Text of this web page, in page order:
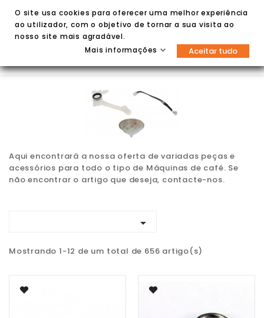

Aqui encontrará a nossa oferta de variadas peças e
acessórios para todo o tipo de Máquinas de café. Se
não encontrar o artigo que deseja, contacte-nos.

Mostrando 1-12 de um total de 656 artigo(s)
O site usa cookies para oferecer uma melhor experiência
ao utilizador, com o objetivo de tornar a sua visita ao
nosso site mais agradável.
Mais informações
Aceitar tudo